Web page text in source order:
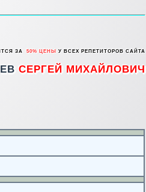
ЗА 50% ЦЕНЫ У ВСЕХ РЕПЕТИТОРОВ САЙТА
СЕРГЕЙ МИХАЙЛОВИЧ